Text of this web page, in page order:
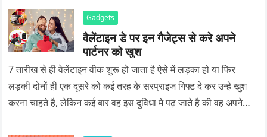
Gadgets
वैलेंटाइन डे पर इन गैजेट्स से करे अपने
पार्टनर को खुश
7 तारीख से ही वेलेंटाइन वीक शुरू हो जाता है ऐसे में लड़का हो या फिर
लड़की दोनों ही एक दूसरे को कई तरह के सरप्राइज गिफ्ट दे कर उन्हे खुश
करना चाहते है, लेकिन कई बार वह इस दुविधा मे पढ़ जाते है की वह अपने